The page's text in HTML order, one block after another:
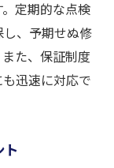
定期的な点検
、予期せぬ修
た、保証制度
迅速に対応で